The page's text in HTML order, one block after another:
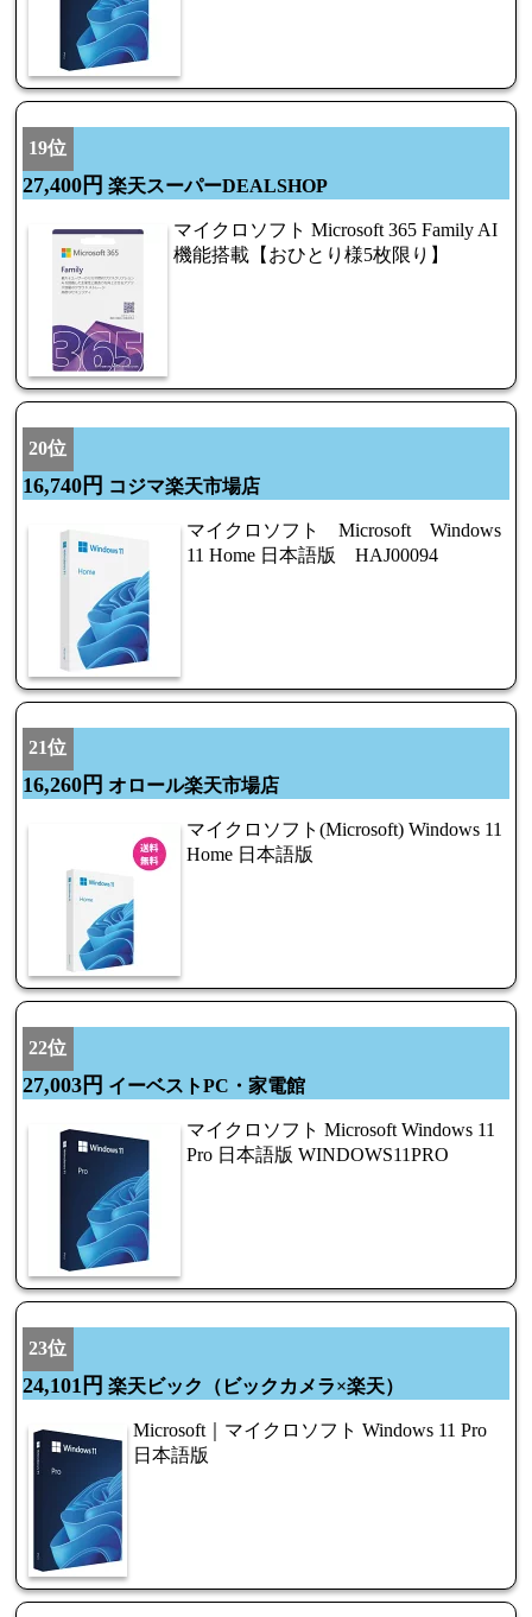
19位
27,400円 楽天スーパーDEALSHOP
マイクロソフト Microsoft 365 Family AI
機能搭載【おひとり様5枚限り】
20位
16,740円 コジマ楽天市場店
マイクロソフト Microsoft Windows
11 Home 日本語版 HAJ00094
21位
16,260円 オロール楽天市場店
マイクロソフト(Microsoft) Windows 11
Home 日本語版
22位
27,003円 イーベストPC・家電館
マイクロソフト Microsoft Windows 11
Pro 日本語版 WINDOWS11PRO
23位
24,101円 楽天ビック（ビックカメラ×楽天）
Microsoft｜マイクロソフト Windows 11 Pro
日本語版